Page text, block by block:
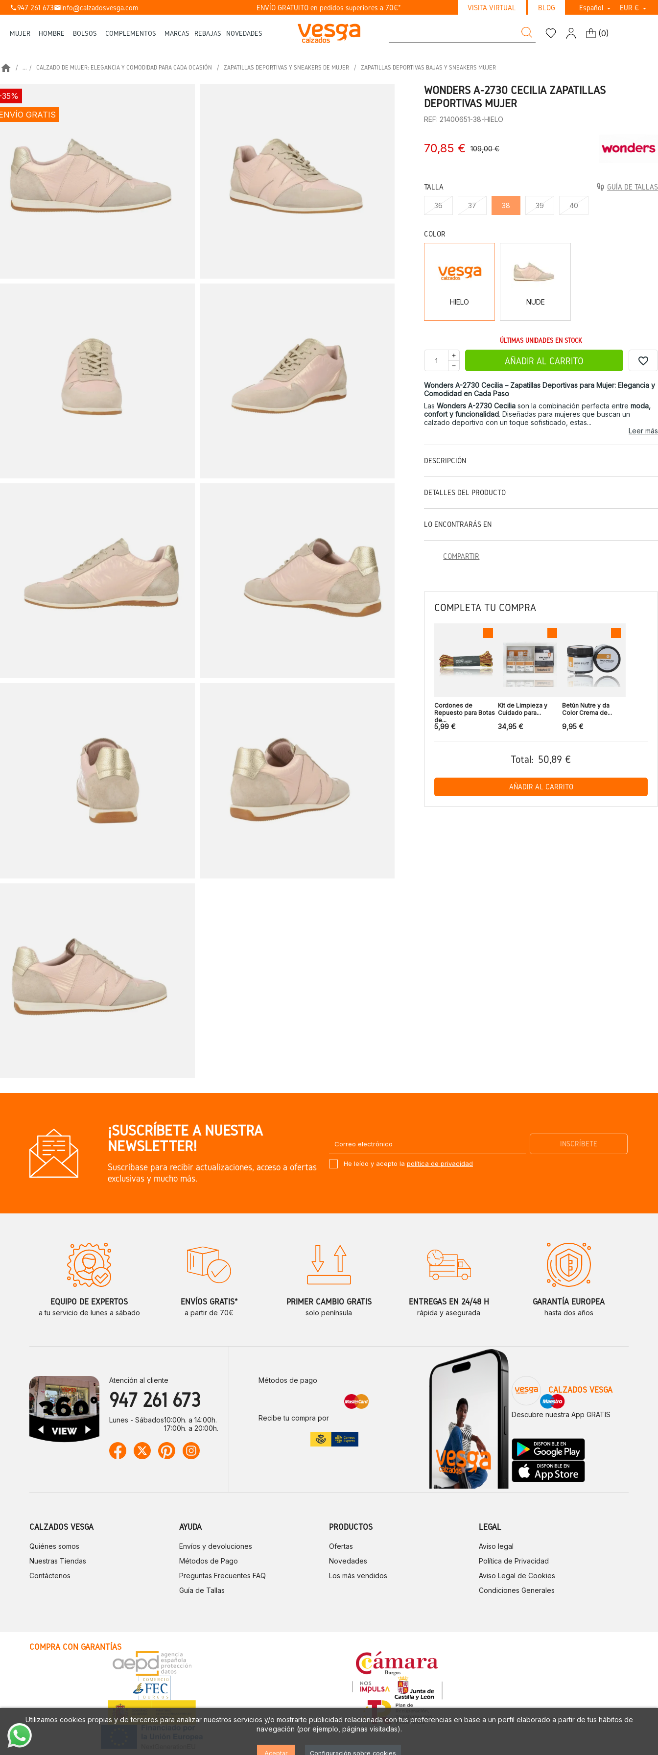
Utilizamos cookies propias y de terceros para analizar nuestros servicios y/o mostrarte publicidad relacionada con tus preferencias en base a un perfil elaborado a partir de tus hábitos de
navegación (por ejemplo, páginas visitadas).
Aceptar Configuración sobre cookies
phone947 261 673mailinfo@calzadosvesga.com ENVÍO GRATUITO en pedidos superiores a 70€* VISITA VIRTUAL BLOG Español  EUR € 
MUJER HOMBRE BOLSOS COMPLEMENTOS MARCAS REBAJAS NOVEDADES (0)
home ... CALZADO DE MUJER: ELEGANCIA Y COMODIDAD PARA CADA OCASIÓN ZAPATILLAS DEPORTIVAS Y SNEAKERS DE MUJER ZAPATILLAS DEPORTIVAS BAJAS Y SNEAKERS MUJER
GRATIS
WONDERS A-2730 CECILIA ZAPATILLAS
DEPORTIVAS MUJER
REF: 21400651-38-HIELO
70,85 € 109,00 €
TALLA GUÍA DE TALLAS
36 37 38 39 40
COLOR
HIELO NUDE
ÚLTIMAS UNIDADES EN STOCK
AÑADIR AL CARRITO favorite_border
Wonders A-2730 Cecilia – Zapatillas Deportivas para Mujer: Elegancia y
Comodidad en Cada Paso
LasWonders A-2730 Cecilia son la combinación perfecta entremoda,
confort y funcionalidad. Diseñadas para mujeres que buscan un
calzado deportivo con un toque sofisticado, estas...
Leer más
DESCRIPCIÓN
DETALLES DEL PRODUCTO
LO ENCONTRARÁS EN
COMPARTIR
COMPLETA TU COMPRA
Cordones de
Repuesto para Botas
de...
5,99 €
Kit de Limpieza y
Cuidado para...
34,95 €
Betún Nutre y da
Color Crema de...
9,95 €
Total: 50,89 €
AÑADIR AL CARRITO
¡SUSCRÍBETE A NUESTRA
NEWSLETTER!
Suscríbase para recibir actualizaciones, acceso a ofertas
exclusivas y mucho más.
He leído y acepto la política de privacidad
EQUIPO DE EXPERTOS
a tu servicio de lunes a sábado
ENVÍOS GRATIS*
a partir de 70€
PRIMER CAMBIO GRATIS
solo península
ENTREGAS EN 24/48 H
rápida y asegurada
GARANTÍA EUROPEA
hasta dos años
Atención al cliente
947 261 673
Lunes - Sábados10:00h. a 14:00h.
17:00h. a 20:00h.
Métodos de pago
Recibe tu compra por
CALZADOS VESGA
Descubre nuestra App GRATIS
CALZADOS VESGA
Quiénes somos
Nuestras Tiendas
Contáctenos
AYUDA
Envíos y devoluciones
Métodos de Pago
Preguntas Frecuentes FAQ
Guía de Tallas
PRODUCTOS
Ofertas
Novedades
Los más vendidos
LEGAL
Aviso legal
Política de Privacidad
Aviso Legal de Cookies
Condiciones Generales
COMPRA CON GARANTÍAS